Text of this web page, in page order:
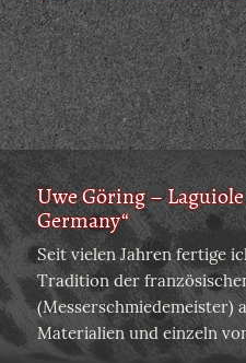
Uwe Göring –
Germany“
Seit vielen Jahren fertige
Tradition der
(Messerschmiedemeister)
Materialien und einzeln